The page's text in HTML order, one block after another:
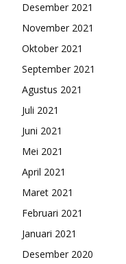
Desember 2021
November 2021
Oktober 2021
September 2021
Agustus 2021
Juli 2021
Juni 2021
Mei 2021
April 2021
Maret 2021
Februari 2021
Januari 2021
Desember 2020